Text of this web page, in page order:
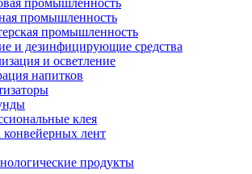
промышленность
промышленность
промышленность
и дезинфицирующие средства
и осветление
напитков
клея
конвейерных лент
продукты